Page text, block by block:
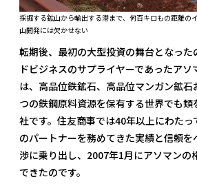
採掘する鉱山から輸出する港まで、何百キロもの距離の
山開発には欠かせない
転期後、最初の大型投資の舞台となった
ドビジネスのサプライヤーであったア
は、高品位鉄鉱石、高品位マンガン鉱
つの鉄鋼原料資源を保有する世界でも
社です。住友商事では40年以上にわたっ
のパートナーを務めてきた実績と信頼を
渉に乗り出し、2007年1月にアソマンの
できたのです。